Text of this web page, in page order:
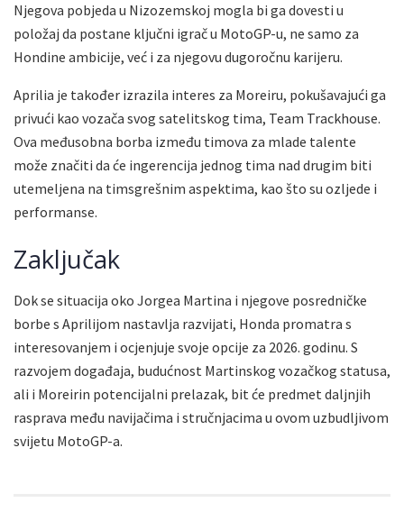
Njegova pobjeda u Nizozemskoj mogla bi ga dovesti u
položaj da postane ključni igrač u MotoGP-u, ne samo za
Hondine ambicije, već i za njegovu dugoročnu karijeru.
Aprilia je također izrazila interes za Moreiru, pokušavajući ga
privući kao vozača svog satelitskog tima, Team Trackhouse.
Ova međusobna borba između timova za mlade talente
može značiti da će ingerencija jednog tima nad drugim biti
utemeljena na timsgrešnim aspektima, kao što su ozljede i
performanse.
Zaključak
Dok se situacija oko Jorgea Martina i njegove posredničke
borbe s Aprilijom nastavlja razvijati, Honda promatra s
interesovanjem i ocjenjuje svoje opcije za 2026. godinu. S
razvojem događaja, budućnost Martinskog vozačkog statusa,
ali i Moreirin potencijalni prelazak, bit će predmet daljnjih
rasprava među navijačima i stručnjacima u ovom uzbudljivom
svijetu MotoGP-a.